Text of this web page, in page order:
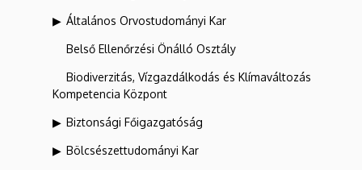
Általános Orvostudományi Kar
Belső Ellenőrzési Önálló Osztály
Biodiverzitás, Vízgazdálkodás és Klímaváltozás
Kompetencia Központ
Biztonsági Főigazgatóság
Bölcsészettudományi Kar